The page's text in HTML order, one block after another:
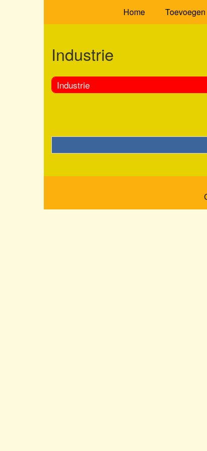
Home Toevoegen
Industrie
Industrie